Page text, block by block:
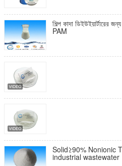
শিল্প কাদা
PAM
Solid≥90% Nonionic
industrial wastewater